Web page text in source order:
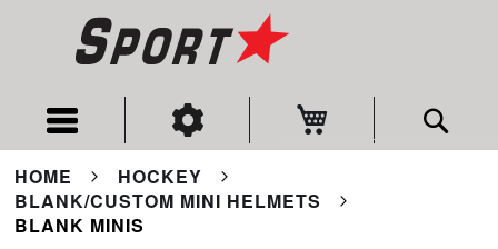
HOME
HOCKEY
BLANK/CUSTOM MINI HELMETS
BLANK MINIS